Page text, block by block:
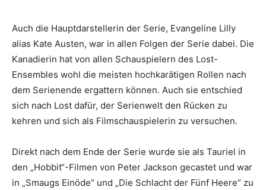
Auch die Hauptdarstellerin der Serie, Evangeline Lilly
alias Kate Austen, war in allen Folgen der Serie dabei. Die
Kanadierin hat von allen Schauspielern des Lost-
Ensembles wohl die meisten hochkarätigen Rollen nach
dem Serienende ergattern können. Auch sie entschied
sich nach Lost dafür, der Serienwelt den Rücken zu
kehren und sich als Filmschauspielerin zu versuchen.
Direkt nach dem Ende der Serie wurde sie als Tauriel in
den „Hobbit“-Filmen von Peter Jackson gecastet und war
in „Smaugs Einöde“ und „Die Schlacht der Fünf Heere“ zu